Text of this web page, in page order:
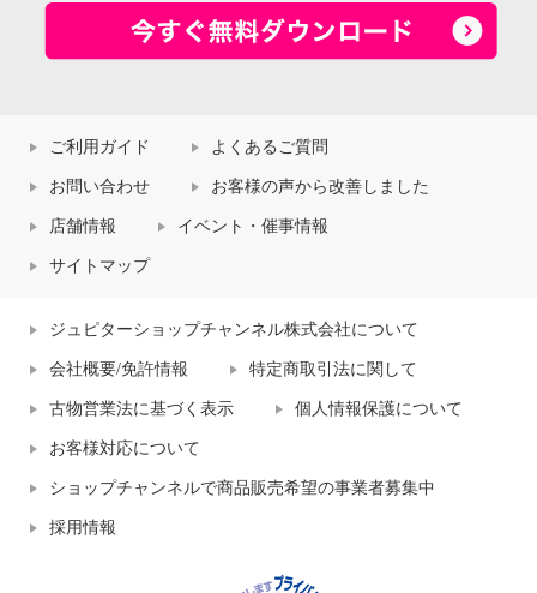
ご利用ガイド よくあるご質問
お問い合わせ お客様の声から改善しました
店舗情報 イベント・催事情報
サイトマップ
ジュピターショップチャンネル株式会社について
会社概要/免許情報 特定商取引法に関して
古物営業法に基づく表示 個人情報保護について
お客様対応について
ショップチャンネルで商品販売希望の事業者募集中
採用情報